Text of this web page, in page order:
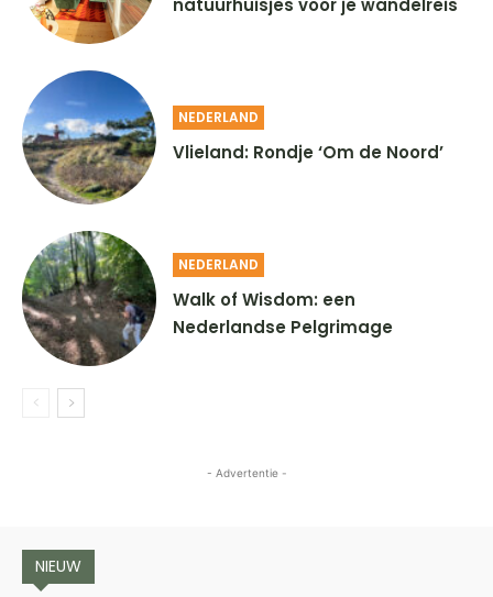
natuurhuisjes voor je wandelreis
NEDERLAND
Vlieland: Rondje ‘Om de Noord’
NEDERLAND
Walk of Wisdom: een
Nederlandse Pelgrimage
- Advertentie -
NIEUW